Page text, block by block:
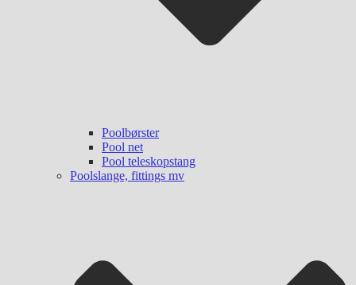
Poolbørster
Pool net
Pool teleskopstang
Poolslange, fittings mv